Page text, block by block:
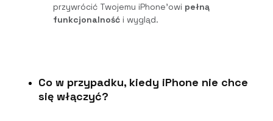
przywrócić Twojemu iPhone’owi pełną
funkcjonalność i wygląd.
Co w przypadku, kiedy iPhone nie chce
się włączyć?